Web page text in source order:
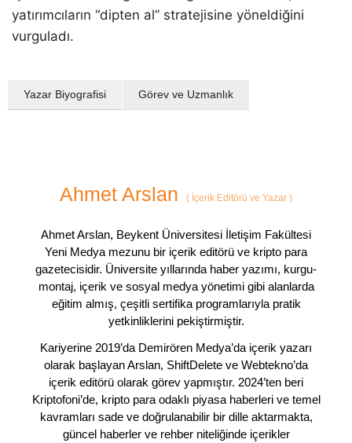
yatırımcıların “dipten al” stratejisine yöneldiğini
vurguladı.
Yazar Biyografisi Görev ve Uzmanlık
Ahmet Arslan ( İçerik Editörü ve Yazar )
Ahmet Arslan, Beykent Üniversitesi İletişim Fakültesi
Yeni Medya mezunu bir içerik editörü ve kripto para
gazetecisidir. Üniversite yıllarında haber yazımı, kurgu-
montaj, içerik ve sosyal medya yönetimi gibi alanlarda
eğitim almış, çeşitli sertifika programlarıyla pratik
yetkinliklerini pekiştirmiştir.
Kariyerine 2019’da Demirören Medya’da içerik yazarı
olarak başlayan Arslan, ShiftDelete ve Webtekno’da
içerik editörü olarak görev yapmıştır. 2024’ten beri
Kriptofoni’de, kripto para odaklı piyasa haberleri ve temel
kavramları sade ve doğrulanabilir bir dille aktarmakta,
güncel haberler ve rehber niteliğinde içerikler